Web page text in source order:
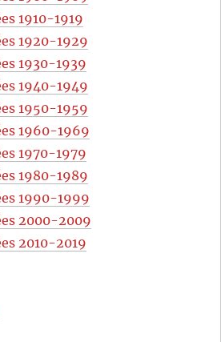
1910-1919
1920-1929
1930-1939
1940-1949
1950-1959
1960-1969
1970-1979
1980-1989
1990-1999
2000-2009
2010-2019